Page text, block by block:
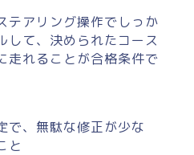
テアリング操作でしっか
して、決められたコース
走れることが合格条件で
で、無駄な修正が少な
と